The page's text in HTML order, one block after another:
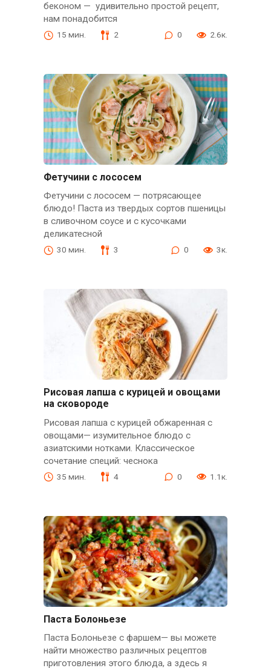
беконом — удивительно простой рецепт,
нам понадобится
15 мин. 2 0 2.6к.
Фетучини с лососем
Фетучини с лососем — потрясающее
блюдо! Паста из твердых сортов пшеницы
в сливочном соусе и с кусочками
деликатесной
30 мин. 3 0 3к.
Рисовая лапша с курицей и овощами
на сковороде
Рисовая лапша с курицей обжаренная с
овощами— изумительное блюдо с
азиатскими нотками. Классическое
сочетание специй: чеснока
35 мин. 4 0 1.1к.
Паста Болоньезе
Паста Болоньезе с фаршем— вы можете
найти множество различных рецептов
приготовления этого блюда, а здесь я